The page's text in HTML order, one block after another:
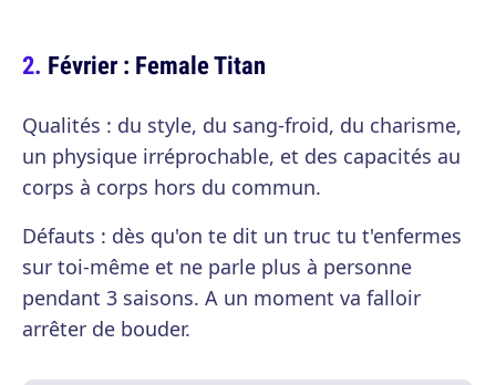
Février : Female Titan
Qualités : du style, du sang-froid, du charisme,
un physique irréprochable, et des capacités au
corps à corps hors du commun.
Défauts : dès qu'on te dit un truc tu t'enfermes
sur toi-même et ne parle plus à personne
pendant 3 saisons. A un moment va falloir
arrêter de bouder.